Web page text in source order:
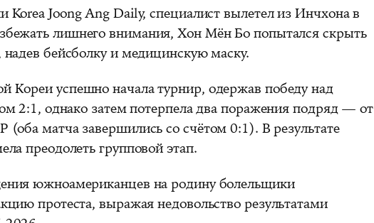
Joong Ang Daily, специалист вылетел из Инчхона в
лишнего внимания, Хон Мён Бо попытался скрыть
бейсболку и медицинскую маску.
успешно начала турнир, одержав победу над
2:1, однако затем потерпела два поражения подряд — от
матча завершились со счётом 0:1). В результате
преодолеть групповой этап.
южноамериканцев на родину болельщики
протеста, выражая недовольство результатами